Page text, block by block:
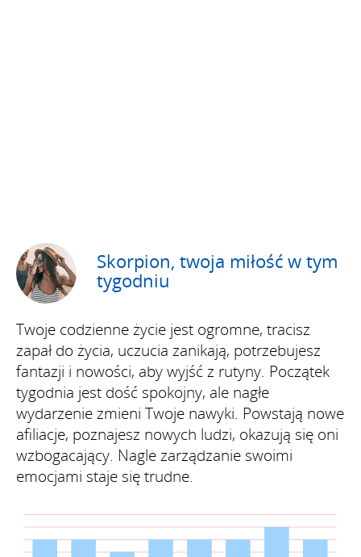
Skorpion, twoja miłość w tym
tygodniu
Twoje codzienne życie jest ogromne, tracisz
zapał do życia, uczucia zanikają, potrzebujesz
fantazji i nowości, aby wyjść z rutyny. Początek
tygodnia jest dość spokojny, ale nagłe
wydarzenie zmieni Twoje nawyki. Powstają nowe
afiliacje, poznajesz nowych ludzi, okazują się oni
wzbogacający. Nagle zarządzanie swoimi
emocjami staje się trudne.